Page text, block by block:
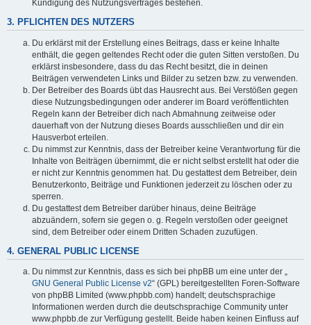
Kündigung des Nutzungsvertrages bestehen.
3. PFLICHTEN DES NUTZERS
Du erklärst mit der Erstellung eines Beitrags, dass er keine Inhalte
enthält, die gegen geltendes Recht oder die guten Sitten verstoßen. Du
erklärst insbesondere, dass du das Recht besitzt, die in deinen
Beiträgen verwendeten Links und Bilder zu setzen bzw. zu verwenden.
Der Betreiber des Boards übt das Hausrecht aus. Bei Verstößen gegen
diese Nutzungsbedingungen oder anderer im Board veröffentlichten
Regeln kann der Betreiber dich nach Abmahnung zeitweise oder
dauerhaft von der Nutzung dieses Boards ausschließen und dir ein
Hausverbot erteilen.
Du nimmst zur Kenntnis, dass der Betreiber keine Verantwortung für die
Inhalte von Beiträgen übernimmt, die er nicht selbst erstellt hat oder die
er nicht zur Kenntnis genommen hat. Du gestattest dem Betreiber, dein
Benutzerkonto, Beiträge und Funktionen jederzeit zu löschen oder zu
sperren.
Du gestattest dem Betreiber darüber hinaus, deine Beiträge
abzuändern, sofern sie gegen o. g. Regeln verstoßen oder geeignet
sind, dem Betreiber oder einem Dritten Schaden zuzufügen.
4. GENERAL PUBLIC LICENSE
Du nimmst zur Kenntnis, dass es sich bei phpBB um eine unter der „
GNU General Public License v2“ (GPL) bereitgestellten Foren-Software
von phpBB Limited (www.phpbb.com) handelt; deutschsprachige
Informationen werden durch die deutschsprachige Community unter
www.phpbb.de zur Verfügung gestellt. Beide haben keinen Einfluss auf